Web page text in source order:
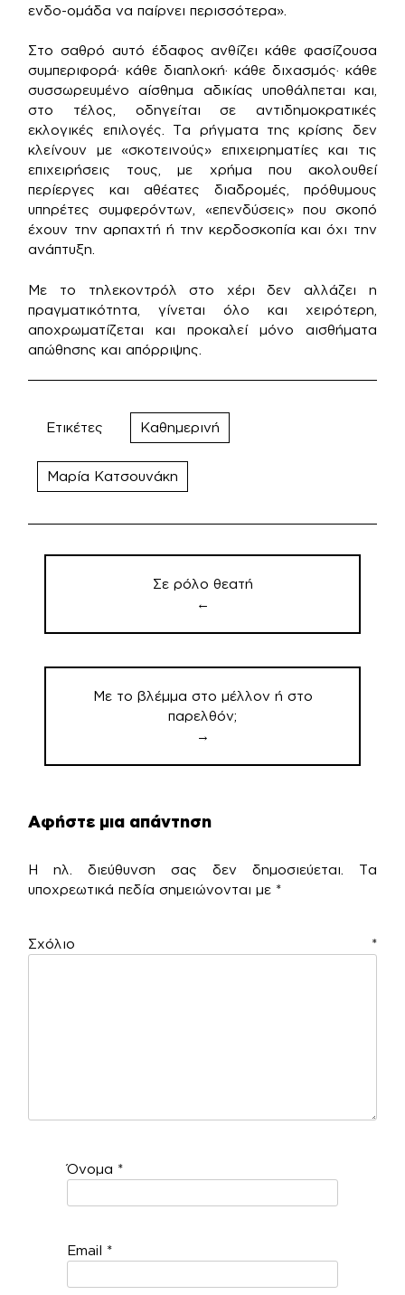
ενδο-ομάδα να παίρνει περισσότερα».
Στο σαθρό αυτό έδαφος ανθίζει κάθε φασίζουσα
συμπεριφορά· κάθε διαπλοκή· κάθε διχασμός· κάθε
συσσωρευμένο αίσθημα αδικίας υποθάλπεται και,
στο τέλος, οδηγείται σε αντιδημοκρατικές
εκλογικές επιλογές. Τα ρήγματα της κρίσης δεν
κλείνουν με «σκοτεινούς» επιχειρηματίες και τις
επιχειρήσεις τους, με χρήμα που ακολουθεί
περίεργες και αθέατες διαδρομές, πρόθυμους
υπηρέτες συμφερόντων, «επενδύσεις» που σκοπό
έχουν την αρπαχτή ή την κερδοσκοπία και όχι την
ανάπτυξη.
Με το τηλεκοντρόλ στο χέρι δεν αλλάζει η
πραγματικότητα, γίνεται όλο και χειρότερη,
αποχρωματίζεται και προκαλεί μόνο αισθήματα
απώθησης και απόρριψης.
Ετικέτες Καθημερινή
Μαρία Κατσουνάκη
Πλοήγηση
Σε ρόλο θεατή
←
Με το βλέμμα στο μέλλον ή στο
παρελθόν;
→
Αφήστε μια απάντηση
Η ηλ. διεύθυνση σας δεν δημοσιεύεται.
Τα
υποχρεωτικά πεδία σημειώνονται με *
Σχόλιο *
Όνομα *
Email *